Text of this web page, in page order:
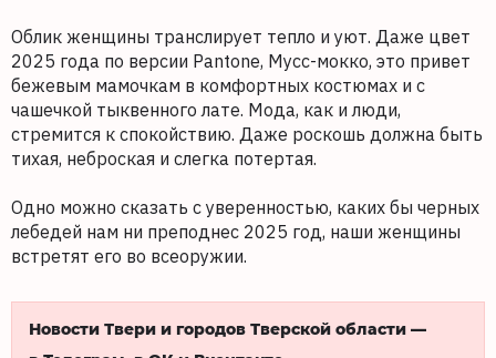
Облик женщины транслирует тепло и уют. Даже цвет
2025 года по версии Pantone, Мусс-мокко, это привет
бежевым мамочкам в комфортных костюмах и с
чашечкой тыквенного лате. Мода, как и люди,
стремится к спокойствию. Даже роскошь должна быть
тихая, неброская и слегка потертая.
Одно можно сказать с уверенностью, каких бы черных
лебедей нам ни преподнес 2025 год, наши женщины
встретят его во всеоружии.
Новости Твери и городов Тверской области —